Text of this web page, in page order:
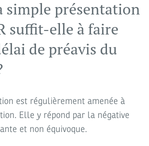
simple présentation
suffit-elle à faire
de préavis du
est régulièrement amenée à
Elle y répond par la négative
et non équivoque.